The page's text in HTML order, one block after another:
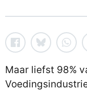
Maar liefst 98%